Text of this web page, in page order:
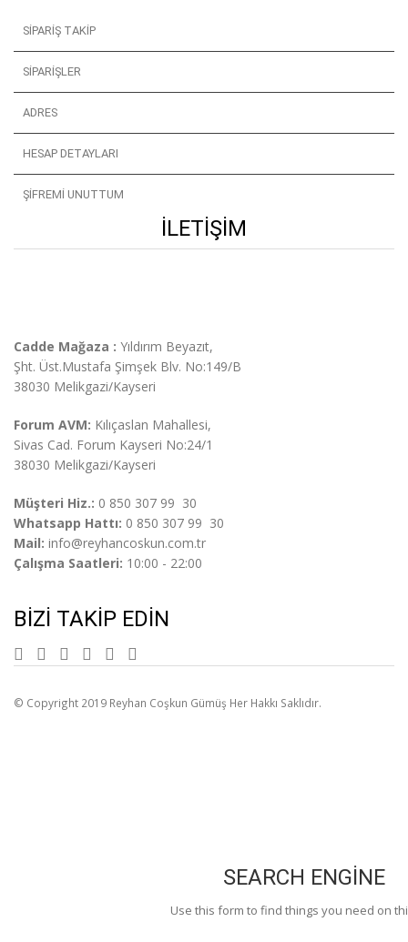
SIPARIŞ TAKIP
SIPARIŞLER
ADRES
HESAP DETAYLARI
ŞIFREMI UNUTTUM
İLETIŞIM
Cadde Mağaza : Yıldırım Beyazıt,
Şht. Üst.Mustafa Şimşek Blv. No:149/B
38030 Melikgazi/Kayseri
Forum AVM: Kılıçaslan Mahallesi,
Sivas Cad. Forum Kayseri No:24/1
38030 Melikgazi/Kayseri
Müşteri Hiz.: 0 850 307 99 30
Whatsapp Hattı: 0 850 307 99 30
Mail: info@reyhancoskun.com.tr
Çalışma Saatleri: 10:00 - 22:00
BIZI TAKIP EDIN
© Copyright 2019 Reyhan Coşkun Gümüş Her Hakkı Saklıdır.
SEARCH ENGINE
Use this form to find things you need on